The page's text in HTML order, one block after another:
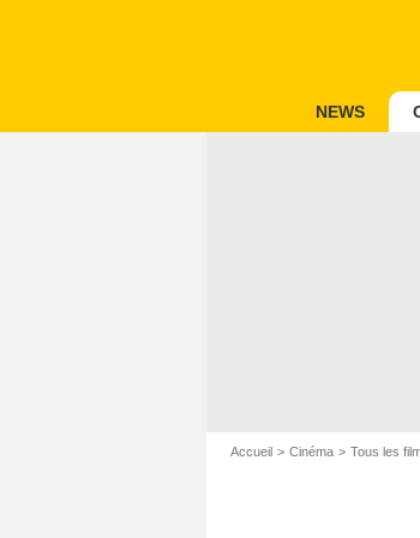
NEWS
Accueil Cinéma Tous les